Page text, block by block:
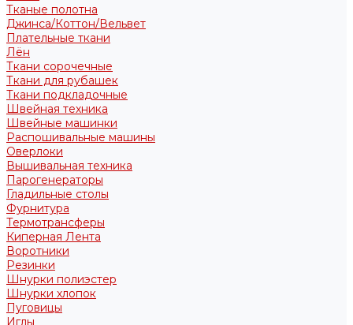
Тканые полотна
Джинса/Коттон/Вельвет
Плательные ткани
Лён
Ткани сорочечные
Ткани для рубашек
Ткани подкладочные
Швейная техника
Швейные машинки
Распошивальные машины
Оверлоки
Вышивальная техника
Парогенераторы
Гладильные столы
Фурнитура
Термотрансферы
Киперная Лента
Воротники
Резинки
Шнурки полиэстер
Шнурки хлопок
Пуговицы
Иглы